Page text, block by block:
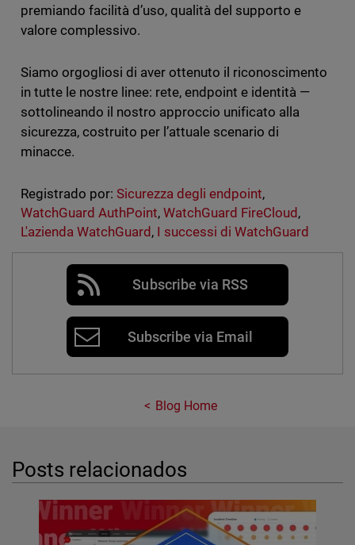
premiando facilità d’uso, qualità del supporto e
valore complessivo.
Siamo orgogliosi di aver ottenuto il riconoscimento
in tutte le nostre linee: rete, endpoint e identità —
sottolineando il nostro approccio unificato alla
sicurezza, costruito per l’attuale scenario di
minacce.
Registrado por: Sicurezza degli endpoint,
WatchGuard AuthPoint, WatchGuard FireCloud ,
L'azienda WatchGuard , I successi di WatchGuard
Subscribe via RSS
Subscribe via Email
Blog Home
Posts relacionados